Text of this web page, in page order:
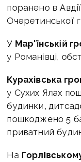
поранено в
Очеретинської
У Мар'їнській
у Романівці,
Курахівська
у Сухих Ялах
будинки,
пошкоджено 5
приватний
На